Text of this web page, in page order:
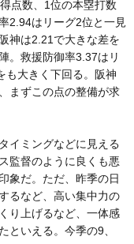
点数、1位の本塁打数
2.94はリーグ2位と一見
神は2.21で大きな差を
。救援防御率3.37はリ
も大きく下回る。阪神
まずこの点の整備が求
イミングなどに見える
監督のように良くも悪
象だ。ただ、昨季の日
るなど、高い集中力の
り上げるなど、一体感
といえる。今季の9、